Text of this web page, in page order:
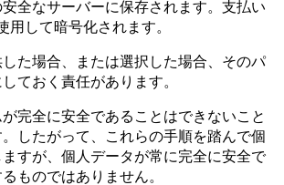
全なサーバーに保存されます。支払い
用して暗号化されます。
た場合、または選択した場合、そのパ
ておく責任があります。
完全に安全であることはできないこと
したがって、これらの手順を踏んで個
すが、個人データが常に完全に安全で
ものではありません。